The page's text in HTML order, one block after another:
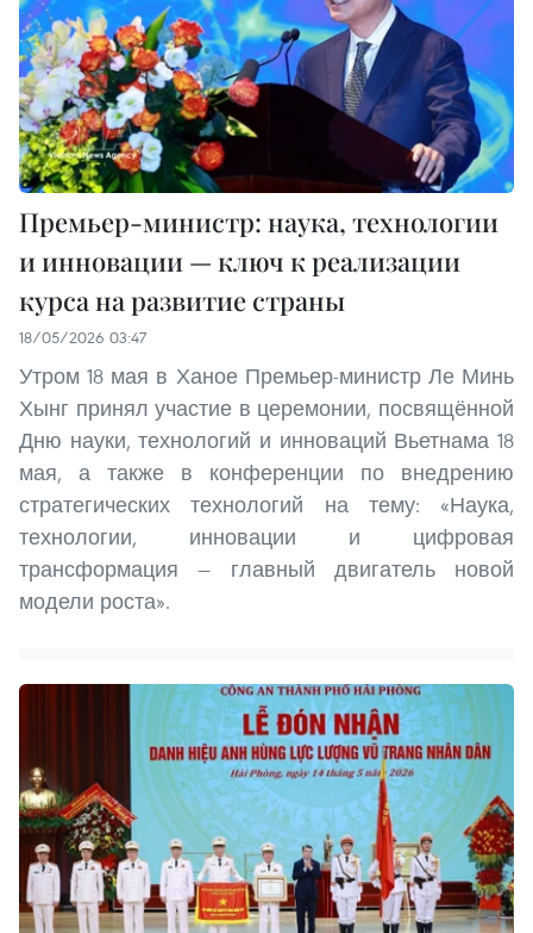
Премьер-министр: наука, технологии
и инновации — ключ к реализации
курса на развитие страны
18/05/2026 03:47
Утром 18 мая в Ханое Премьер-министр Ле Минь
Хынг принял участие в церемонии, посвящённой
Дню науки, технологий и инноваций Вьетнама 18
мая, а также в конференции по внедрению
стратегических технологий на тему: «Наука,
технологии, инновации и цифровая
трансформация — главный двигатель новой
модели роста».